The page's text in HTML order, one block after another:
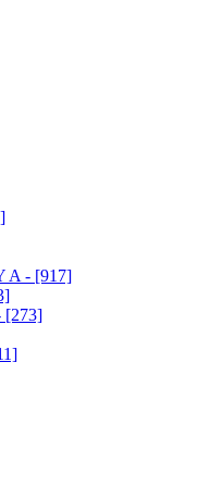
A - [917]
[273]